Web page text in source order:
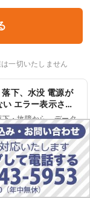
一切いたしません
下、水没 電源が
エラー表示され
・故障から、データ
介します。 電源が入
パネルがタッチ操作
、C:13:01エラーコ